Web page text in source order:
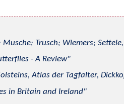
Trusch; Wiemers;
- A Review
Atlas der Tagfalter,
in Britain and Ireland